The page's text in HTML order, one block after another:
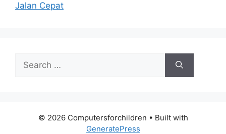
Jalan Cepat
Search
for:
© 2026 Computersforchildren • Built with
GeneratePress